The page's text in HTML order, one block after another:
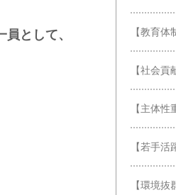
として、
【教育
【社会
【主体
【若手
【環境